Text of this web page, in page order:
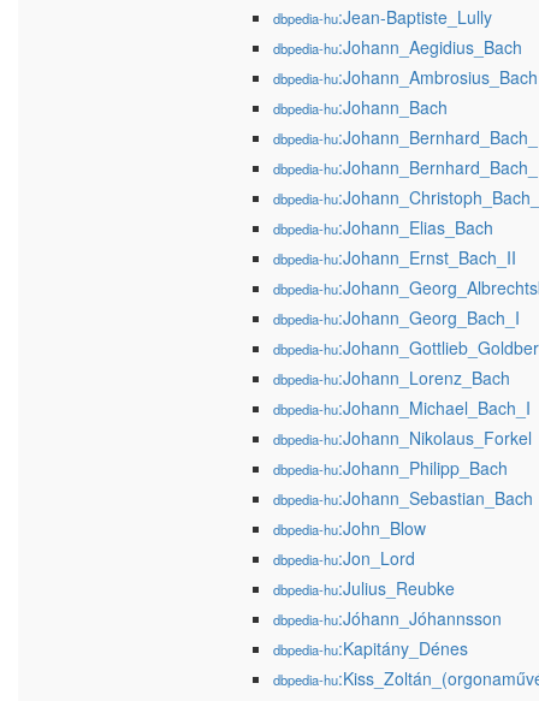
dbpedia-hu:Jean-Baptiste_Lully
dbpedia-hu:Johann_Aegidius_Bach
dbpedia-hu:Johann_Ambrosius_Bach
dbpedia-hu:Johann_Bach
dbpedia-hu
dbpedia-hu
dbpedia-hu
dbpedia-hu:Johann_Elias_Bach
dbpedia-hu:Johann_Ernst_Bach_II
dbpedia-hu
dbpedia-hu:Johann_Georg_Bach_I
dbpedia-hu
dbpedia-hu:Johann_Lorenz_Bach
dbpedia-hu:Johann_Michael_Bach_I
dbpedia-hu:Johann_Nikolaus_Forkel
dbpedia-hu:Johann_Philipp_Bach
dbpedia-hu:Johann_Sebastian_Bach
dbpedia-hu:John_Blow
dbpedia-hu:Jon_Lord
dbpedia-hu:Julius_Reubke
dbpedia-hu:Jóhann_Jóhannsson
dbpedia-hu:Kapitány_Dénes
dbpedia-hu